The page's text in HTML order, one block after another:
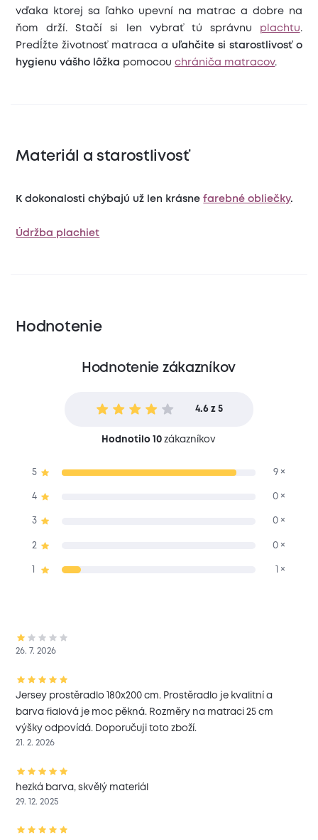
vďaka ktorej sa ľahko upevní na matrac a dobre na
ňom drží. Stačí si len vybrať tú správnu
plachtu.
Predĺžte životnosť matraca a uľahčite si starostlivosť o
hygienu vášho lôžka pomocouchrániča matracov.
Materiál a starostlivosť
K dokonalosti chýbajú už len krásnefarebné obliečky.
Údržba plachiet
Hodnotenie
Hodnotenie zákazníkov
4.6 z 5
Hodnotilo 10 zákazníkov
5 9 ×
4 0 ×
3 0 ×
2 0 ×
1 ×
26. 7. 2026
Jersey prostěradlo 180x200 cm. Prostěradlo je kvalitní a
barva fialová je moc pěkná. Rozměry na matraci 25 cm
výšky odpovídá. Doporučuji toto zboží.
21. 2. 2026
hezká barva, skvělý materiál
29. 12. 2025